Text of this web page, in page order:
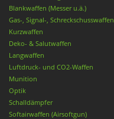
Blankwaffen (Messer u.ä.)
Gas-, Signal-, Schreckschusswaffen
Kurzwaffen
Deko- & Salutwaffen
Langwaffen
Luftdruck- und CO2-Waffen
Munition
Optik
Schalldämpfer
Softairwaffen (Airsoftgun)